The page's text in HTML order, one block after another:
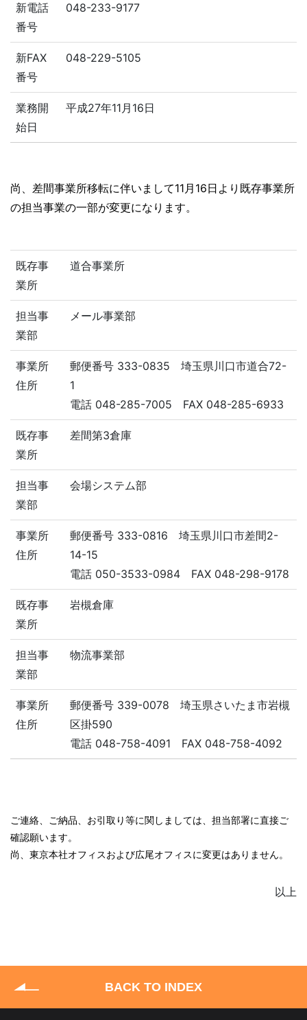
新電話
番号
048-233-9177
新FAX
番号
048-229-5105
業務開
始日
平成27年11月16日
尚、差間事業所移転に伴いまして11月16日より既存事業所
の担当事業の一部が変更になります。
既存事
業所
道合事業所
担当事
業部
メール事業部
事業所
住所
郵便番号 333-0835 埼玉県川口市道合72-
1
電話 048-285-7005 FAX 048-285-6933
既存事
業所
差間第3倉庫
担当事
業部
会場システム部
事業所
住所
郵便番号 333-0816 埼玉県川口市差間2-
14-15
電話 050-3533-0984 FAX 048-298-9178
既存事
業所
岩槻倉庫
担当事
業部
物流事業部
事業所
住所
郵便番号 339-0078 埼玉県さいたま市岩槻
区掛590
電話 048-758-4091 FAX 048-758-4092
ご連絡、ご納品、お引取り等に関しましては、担当部署に直接ご
確認願います。
尚、東京本社オフィスおよび広尾オフィスに変更はありません。
以上
BACK TO INDEX